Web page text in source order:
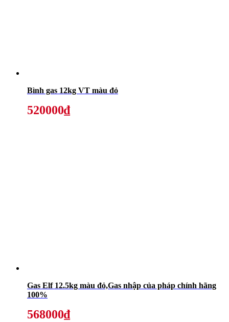
Bình gas 12kg VT màu đỏ
520000₫
Gas Elf 12.5kg màu đỏ,Gas nhập của pháp chính hãng
100%
568000₫